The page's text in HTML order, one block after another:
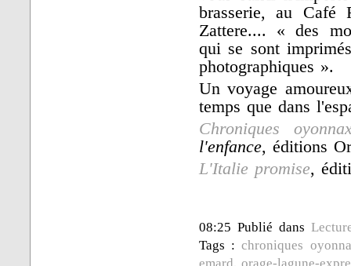
brasserie, au Café
Zattere.... « des
qui se sont
photographiques ».
Un voyage
temps que dans
Chroniques
l'enfance, éditions
L'Italie promise,
08:25 Publié dans
Tags :chroniques